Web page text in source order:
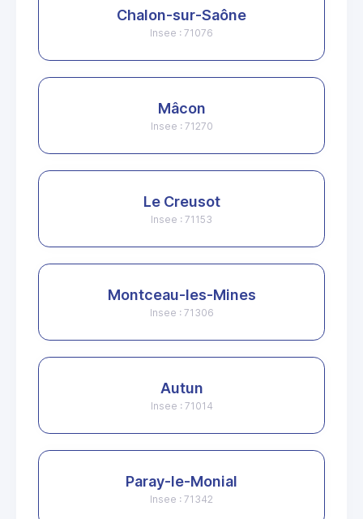
Chalon-sur-Saône
Insee : 71076
Mâcon
Insee : 71270
Le Creusot
Insee : 71153
Montceau-les-Mines
Insee : 71306
Autun
Insee : 71014
Paray-le-Monial
Insee : 71342